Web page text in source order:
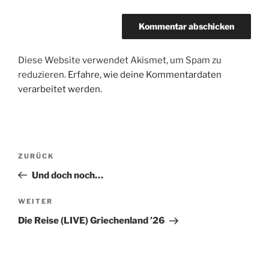
Diese Website verwendet Akismet, um Spam zu
reduzieren. Erfahre, wie deine Kommentardaten
verarbeitet werden.
Beitragsnavigation
Vorheriger
Beitrag
ZURÜCK
Und doch noch…
Nächster
Beitrag
WEITER
Die Reise (LIVE) Griechenland ’26